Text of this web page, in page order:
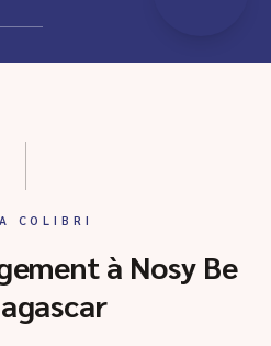
COLIBRI
à Nosy Be